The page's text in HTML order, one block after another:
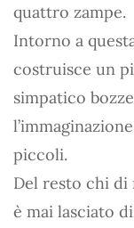
quattro zampe.
Intorno a
costruisce un
simpatico
piccoli.
Del resto chi di
è mai lasciato